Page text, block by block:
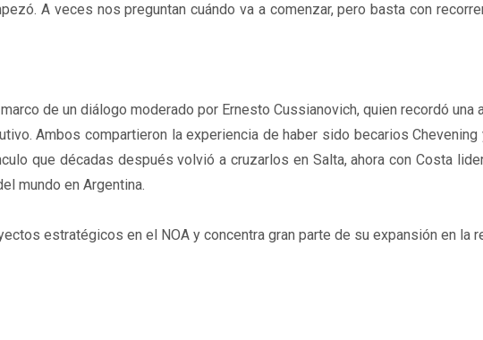
A veces nos preguntan cuándo va a comenzar, pero basta con
de un diálogo moderado por Ernesto Cussianovich, quien recordó una
Ambos compartieron la experiencia de haber sido becarios
que décadas después volvió a cruzarlos en Salta, ahora con Costa
mundo en Argentina.
estratégicos en el NOA y concentra gran parte de su expansión en la